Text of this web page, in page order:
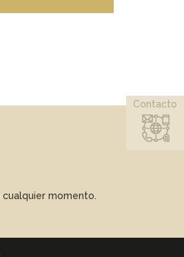
momento.
Contacto